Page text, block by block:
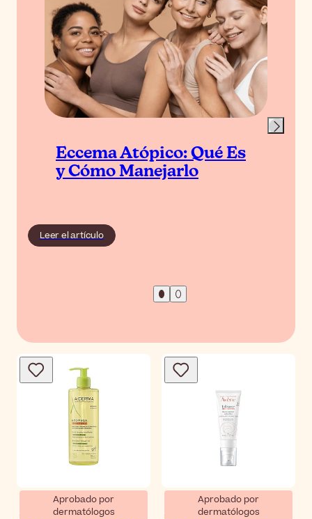
Eccema Atópico: Qué Es
y Cómo Manejarlo
Leer el artículo
Aprobado por
dermatólogos
A-Derma Exomega
Aprobado por
dermatólogos
Avène Tolérance Control